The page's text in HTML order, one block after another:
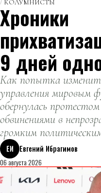
КОЛУМНИСТЫ
Хроники
9 дней
Как попытка
управления мировым
обернулась
обвинениями в
громким
ЕИ
Евгений Ибрагимов
06 августа 2026